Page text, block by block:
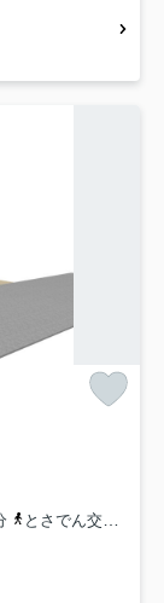
とさでん交通「吉野川橋」バス停下車 徒歩4分